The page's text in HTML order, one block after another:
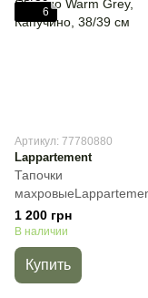
6
Артикул: 77780880
Lappartement
Тапочки
Chicago Warm Grey,
Капучино, 38/39 см
1 200 грн
В наличии
Купить